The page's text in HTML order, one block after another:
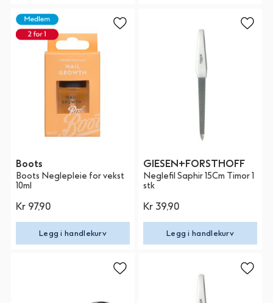
Boots
Boots Neglepleie for vekst
10ml
Kr 97,90
Legg i handlekurv
GIESEN+FORSTHOFF
Neglefil Saphir 15Cm Timor 1
stk
Kr 39,90
Legg i handlekurv